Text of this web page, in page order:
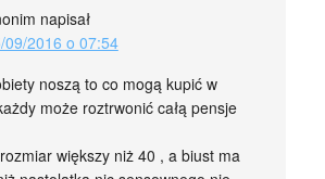
napisał
09/2016 o 07:54
noszą to co mogą kupić w
może roztrwonić całą pensje
większy niż 40 , a biust ma